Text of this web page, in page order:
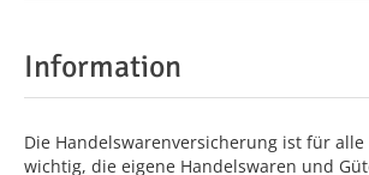
Information
Die Handelswarenversicherung ist für
wichtig, die eigene Handelswaren und